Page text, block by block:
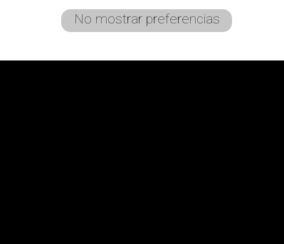
No mostrar preferencias